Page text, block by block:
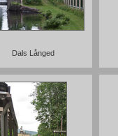
Dals Långed